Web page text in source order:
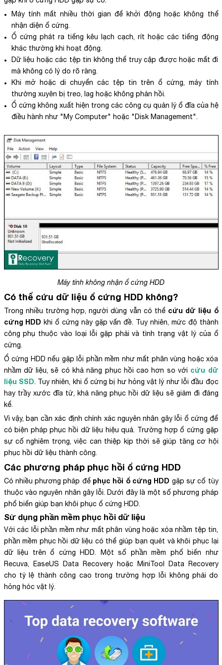
Máy tính mất nhiều thời gian để khởi động hoặc không thể
nhận diện ổ cứng.
Ổ cứng phát ra tiếng kêu lạch cạch, rít hoặc các tiếng động
khác thường khi hoạt động.
Dữ liệu hoặc các tệp tin không thể truy cập được hoặc mất đi
mà không có lý do rõ ràng.
Khi mở hoặc di chuyển các tệp tin trên ổ cứng, máy tính
thường xuyên bị treo, lag hoặc không phản hồi.
Ổ cứng không xuất hiện trong các công cụ quản lý ổ đĩa của hệ
điều hành như "My Computer" hoặc "Disk Management".
Máy tính không nhận ổ cứng HDD
Có thể cứu dữ liệu ổ cứng HDD không?
Trong nhiều trường hợp, người dùng vẫn có thể cứu dữ liệu ổ
cứng HDD khi ổ cứng này gặp vấn đề. Tuy nhiên, mức độ thành
công phụ thuộc vào loại lỗi gặp phải và tình trạng vật lý của ổ
cứng.
Ổ cứng HDD nếu gặp lỗi phần mềm như mất phân vùng hoặc xóa
nhầm dữ liệu, sẽ có khả năng phục hồi cao hơn so với cứu dữ
liệu SSD. Tuy nhiên, khi ổ cứng bị hư hỏng vật lý như lỗi đầu đọc
hay trầy xước đĩa từ, khả năng phục hồi dữ liệu sẽ giảm đi đáng
kể.
Vì vậy, bạn cần xác định chính xác nguyên nhân gây lỗi ổ cứng để
có biện pháp phục hồi dữ liệu hiệu quả. Trường hợp ổ cứng gặp
sự cố nghiêm trọng, việc can thiệp kịp thời sẽ giúp tăng cơ hội
phục hồi dữ liệu thành công.
Các phương pháp phục hồi ổ cứng HDD
Có nhiều phương pháp để phục hồi ổ cứng HDD gặp sự cố tùy
thuộc vào nguyên nhân gây lỗi. Dưới đây là một số phương pháp
phổ biến giúp bạn khôi phục ổ cứng HDD.
Sử dụng phần mềm phục hồi dữ liệu
Với các lỗi phần mềm như mất phân vùng hoặc xóa nhầm tệp tin,
phần mềm phục hồi dữ liệu có thể giúp bạn quét và khôi phục lại
dữ liệu trên ổ cứng HDD. Một số phần mềm phổ biến như
Recuva, EaseUS Data Recovery hoặc MiniTool Data Recovery
cho tỷ lệ thành công cao trong trường hợp lỗi không phải do
hỏng hóc vật lý.